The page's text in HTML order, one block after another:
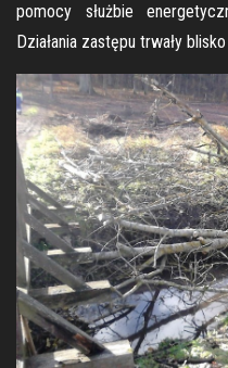
pomocy służbie
Działania zastępu trwały